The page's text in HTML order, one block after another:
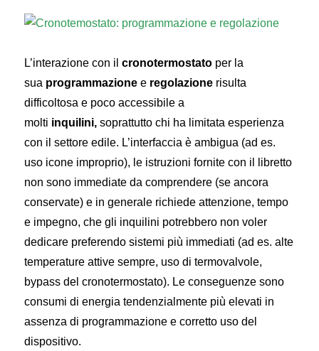
L’interazione con ilcronotermostato per la
sua programmazione e regolazione risulta
difficoltosa e poco accessibile a
molti inquilini,soprattutto chi ha limitata esperienza
con il settore edile. L’interfaccia è ambigua (ad es.
uso icone improprio), le istruzioni fornite con il libretto
non sono immediate da comprendere (se ancora
conservate) e in generale richiede attenzione, tempo
e impegno, che gli inquilini potrebbero non voler
dedicare preferendo sistemi più immediati (ad es. alte
temperature attive sempre, uso di termovalvole,
bypass del cronotermostato). Le conseguenze sono
consumi di energia tendenzialmente più elevati in
assenza di programmazione e corretto uso del
dispositivo.